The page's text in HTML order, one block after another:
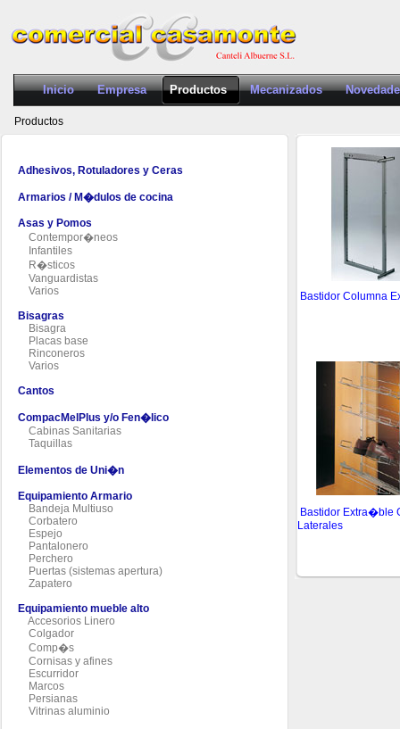
Inicio Empresa Productos Mecanizados
Productos
Adhesivos, Rotuladores y Ceras
Armarios / M�dulos de cocina
Asas y Pomos
Contempor�neos
Infantiles
R�sticos
Vanguardistas
Varios
Bisagras
Bisagra
Placas base
Rinconeros
Varios
Cantos
CompacMelPlus y/o Fen�lico
Cabinas Sanitarias
Taquillas
Elementos de Uni�n
Equipamiento Armario
Bandeja Multiuso
Corbatero
Espejo
Pantalonero
Perchero
Puertas (sistemas apertura)
Zapatero
Equipamiento mueble alto
Accesorios Linero
Colgador
Comp�s
Cornisas y afines
Escurridor
Marcos
Persianas
Vitrinas aluminio
Bastidor Columna
Bastidor Extra�ble
Laterales